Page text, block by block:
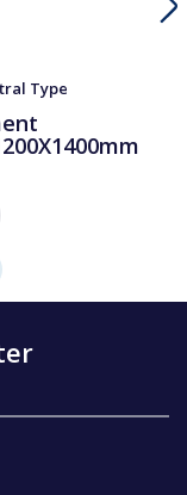
Type